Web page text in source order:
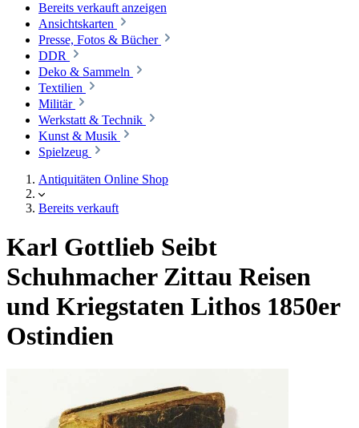
Bereits verkauft anzeigen
Ansichtskarten
Presse, Fotos & Bücher
DDR
Deko & Sammeln
Textilien
Militär
Werkstatt & Technik
Kunst & Musik
Spielzeug
Antiquitäten Online Shop
Bereits verkauft
Karl Gottlieb Seibt
Schuhmacher Zittau Reisen
und Kriegstaten Lithos 1850er
Ostindien